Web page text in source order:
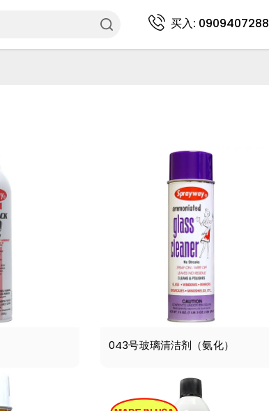
买入: 0909407288
043号玻璃清洁剂（氨化）